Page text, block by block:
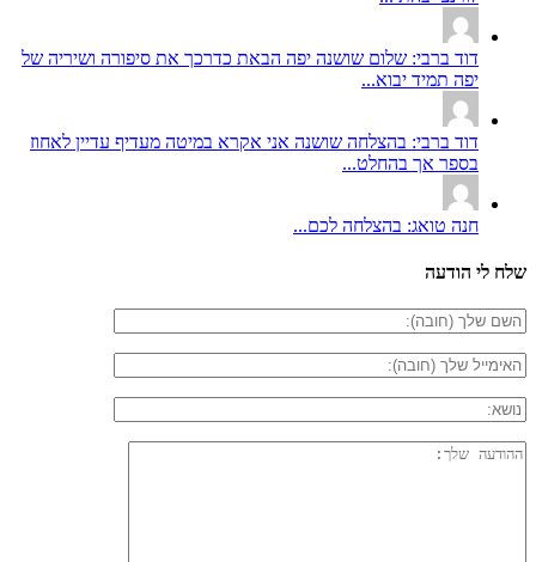
דוד ברבי: שלום שושנה יפה הבאת כדרכך את סיפורה ושיריה של
יפה תמיד יבוא...
דוד ברבי: בהצלחה שושנה אני אקרא במיטה מעדיף עדיין לאחוז
בספר אך בהחלט...
חנה טואג: בהצלחה לכם...
שלח לי הודעה